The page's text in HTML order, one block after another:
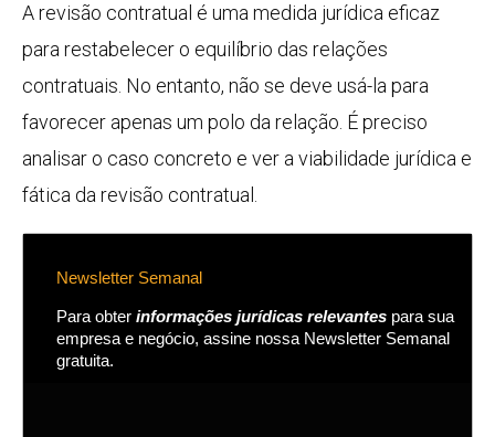
A revisão contratual é uma medida jurídica eficaz
para restabelecer o equilíbrio das relações
contratuais. No entanto, não se deve usá-la para
favorecer apenas um polo da relação. É preciso
analisar o caso concreto e ver a viabilidade jurídica e
fática da revisão contratual.
Newsletter Semanal
Para obter informações jurídicas relevantes para sua
empresa e negócio, assine nossa Newsletter Semanal
gratuita.